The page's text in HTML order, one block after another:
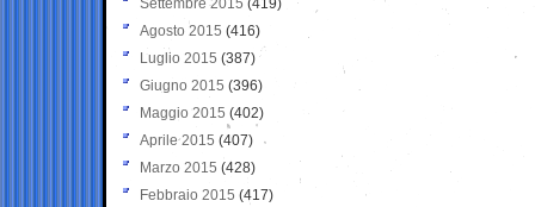
Settembre 2015 (419)
Agosto 2015 (416)
Luglio 2015 (387)
Giugno 2015 (396)
Maggio 2015 (402)
Aprile 2015 (407)
Marzo 2015 (428)
Febbraio 2015 (417)